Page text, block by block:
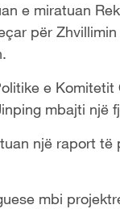
e miratuan
për
e
mbajti një
një raport
mbi